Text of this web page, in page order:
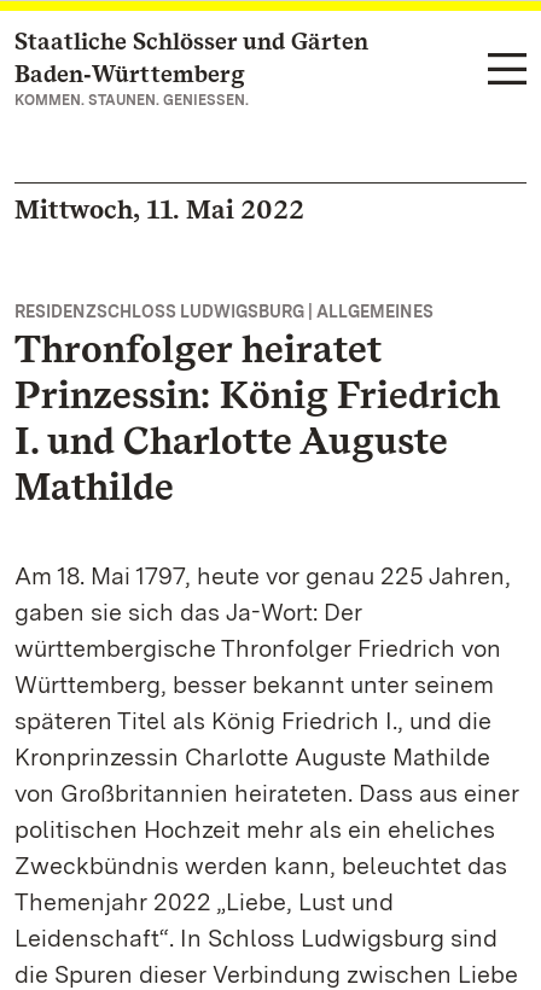
Zum Hauptinhalt springen
Staatliche Schlösser und Gärten
Baden‑Württemberg
KOMMEN. STAUNEN. GENIESSEN.
Mittwoch, 11. Mai 2022
RESIDENZSCHLOSS LUDWIGSBURG | ALLGEMEINES
Thronfolger heiratet
Prinzessin: König Friedrich
I. und Charlotte Auguste
Mathilde
Am 18. Mai 1797, heute vor genau 225 Jahren,
gaben sie sich das Ja-Wort: Der
württembergische Thronfolger Friedrich von
Württemberg, besser bekannt unter seinem
späteren Titel als König Friedrich I., und die
Kronprinzessin Charlotte Auguste Mathilde
von Großbritannien heirateten. Dass aus einer
politischen Hochzeit mehr als ein eheliches
Zweckbündnis werden kann, beleuchtet das
Themenjahr 2022 „Liebe, Lust und
Leidenschaft“. In Schloss Ludwigsburg sind
die Spuren dieser Verbindung zwischen Liebe